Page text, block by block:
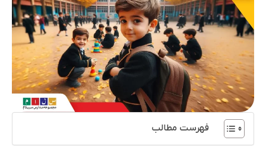
فهرست مطالب